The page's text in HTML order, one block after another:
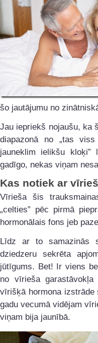
šo jautājumu no
Jau iepriekš nojaušu, ka
diapazonā no „tas
jauneklim ielikšu
gadīgo, nekas viņam
Kas notiek ar
Vīrieša šis
„celties” pēc pirmā
hormonālais fons jeb
Līdz ar to samazinās
dziedzeru sekrēta
jūtīgums. Bet! Ir viens
no vīrieša
vīrišķā hormona izstrāde
gadu vecumā vidējam
viņam bija jaunībā.